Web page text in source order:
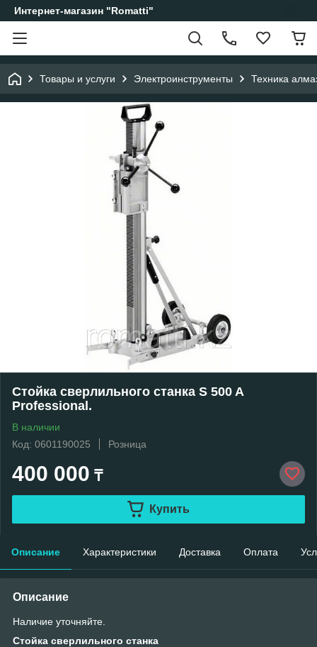
Интернет-магазин "Romatti"
Товары и услуги Электроинструменты Техника
Стойка сверлильного станка S 500 A
Professional.
В наличии
Код: 0601190025
Розница
400 000 ₸
Купить
Описание Характеристики Доставка Оплата
Описание
Наличие уточняйте.
Стойка сверлильного станка